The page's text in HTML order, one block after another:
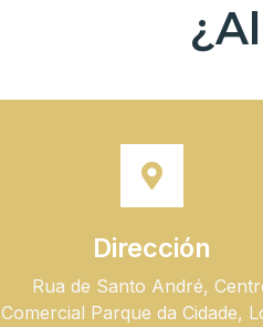
Dirección
Rua de Santo André,
Comercial Parque da Cidade,